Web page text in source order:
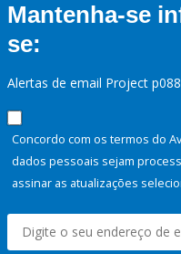
Mantenha-se
se:
Alertas de email Project
Concordo com os termos do
dados pessoais sejam
assinar as atualizações